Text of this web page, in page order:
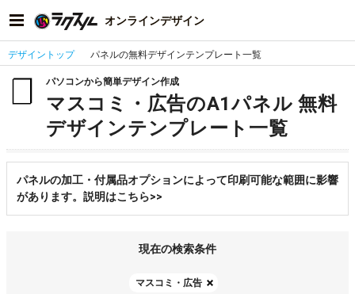
オンラインデザイン
デザイントップ パネルの無料デザインテンプレート一覧
パソコンから簡単デザイン作成
マスコミ・広告のA1パネル 無料
デザインテンプレート一覧
パネルの加工・付属品オプションによって印刷可能な範囲に影響
があります。説明はこちら>>
現在の検索条件
マスコミ・広告